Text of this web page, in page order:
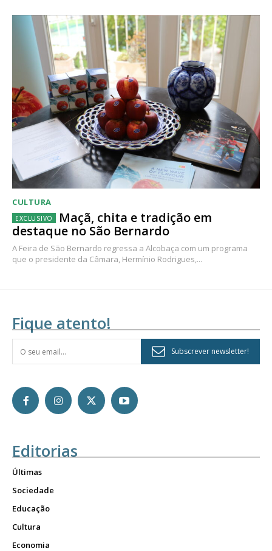
CULTURA
Maçã, chita e tradição em
destaque no São Bernardo
A Feira de São Bernardo regressa a Alcobaça com um programa
que o presidente da Câmara, Hermínio Rodrigues,...
Fique atento!
Subscrever newsletter!
Editorias
Últimas
Sociedade
Educação
Cultura
Economia